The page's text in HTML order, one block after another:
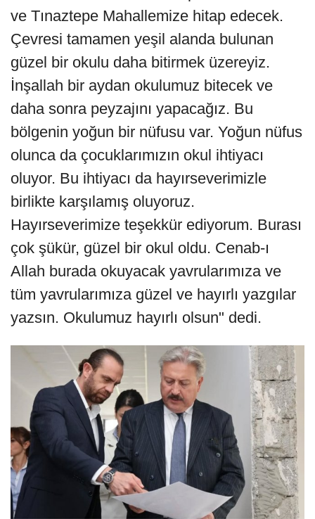
ve Tınaztepe Mahallemize hitap edecek.
Çevresi tamamen yeşil alanda bulunan
güzel bir okulu daha bitirmek üzereyiz.
İnşallah bir aydan okulumuz bitecek ve
daha sonra peyzajını yapacağız. Bu
bölgenin yoğun bir nüfusu var. Yoğun nüfus
olunca da çocuklarımızın okul ihtiyacı
oluyor. Bu ihtiyacı da hayırseverimizle
birlikte karşılamış oluyoruz.
Hayırseverimize teşekkür ediyorum. Burası
çok şükür, güzel bir okul oldu. Cenab-ı
Allah burada okuyacak yavrularımıza ve
tüm yavrularımıza güzel ve hayırlı yazgılar
yazsın. Okulumuz hayırlı olsun" dedi.